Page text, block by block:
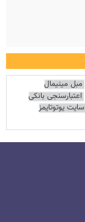
مبل مینیمال
اعتبارسنجی بانکی
سایت یوتوتایمز